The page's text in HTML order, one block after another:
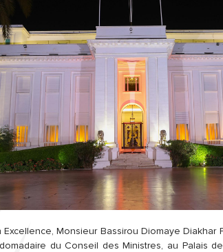
Excellence, Monsieur Bassirou Diomaye Diakhar
du Conseil des Ministres, au Palais